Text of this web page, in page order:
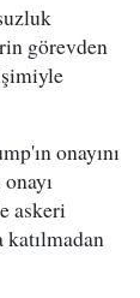
görevden
onayını
askeri